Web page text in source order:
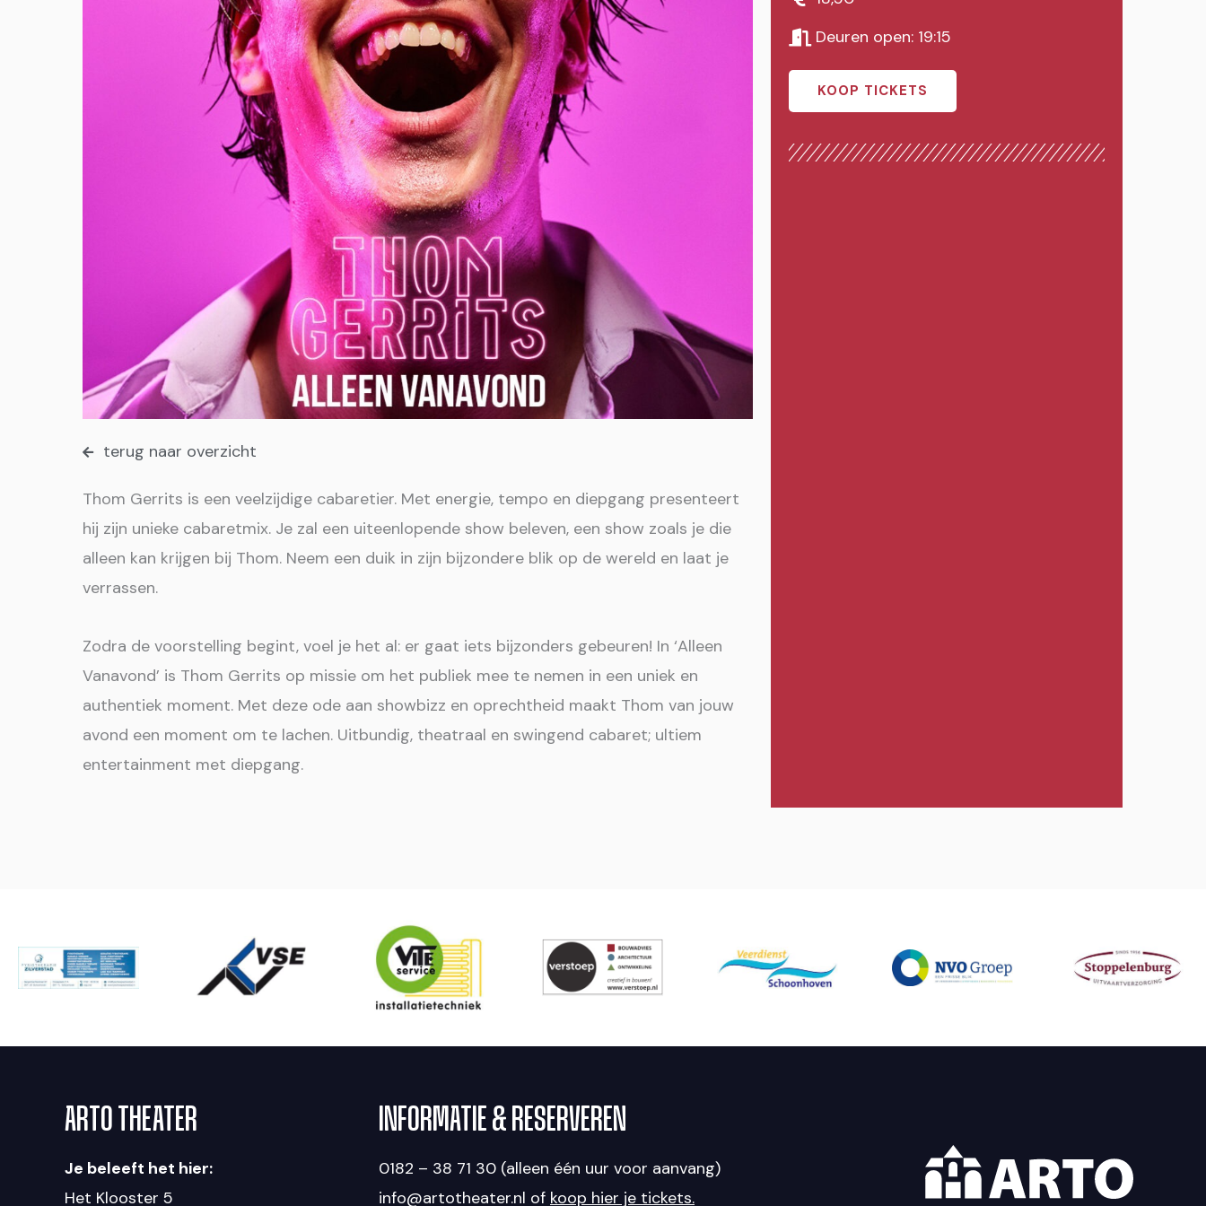
terug naar overzicht
Thom Gerrits is een veelzijdige cabaretier. Met energie, tempo en diepgang presenteert
hij zijn unieke cabaretmix. Je zal een uiteenlopende show beleven, een show zoals je die
alleen kan krijgen bij Thom. Neem een duik in zijn bijzondere blik op de wereld en laat je
verrassen.
Zodra de voorstelling begint, voel je het al: er gaat iets bijzonders gebeuren! In ‘Alleen
Vanavond’ is Thom Gerrits op missie om het publiek mee te nemen in een uniek en
authentiek moment. Met deze ode aan showbizz en oprechtheid maakt Thom van jouw
avond een moment om te lachen. Uitbundig, theatraal en swingend cabaret; ultiem
entertainment met diepgang.
Deuren open: 19:15
KOOP TICKETS
ARTO THEATER
Je beleeft het hier:
Het Klooster 5
INFORMATIE & RESERVEREN
0182 – 38 71 30 (alleen één uur voor aanvang)
info@artotheater.nl of koop hier je tickets.